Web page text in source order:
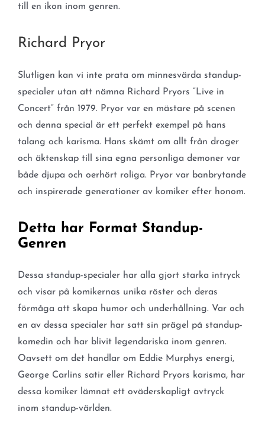
till en ikon inom genren.
Richard Pryor
Slutligen kan vi inte prata om minnesvärda standup-
specialer utan att nämna Richard Pryors ”Live in
Concert” från 1979. Pryor var en mästare på scenen
och denna special är ett perfekt exempel på hans
talang och karisma. Hans skämt om allt från droger
och äktenskap till sina egna personliga demoner var
både djupa och oerhört roliga. Pryor var banbrytande
och inspirerade generationer av komiker efter honom.
Detta har Format Standup-
Genren
Dessa standup-specialer har alla gjort starka intryck
och visar på komikernas unika röster och deras
förmåga att skapa humor och underhållning. Var och
en av dessa specialer har satt sin prägel på standup-
komedin och har blivit legendariska inom genren.
Oavsett om det handlar om Eddie Murphys energi,
George Carlins satir eller Richard Pryors karisma, har
dessa komiker lämnat ett oväderskapligt avtryck
inom standup-världen.